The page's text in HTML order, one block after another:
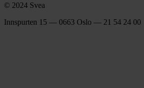
© 2024 Svea
Innspurten 15 — 0663 Oslo — 21 54 24 00